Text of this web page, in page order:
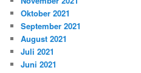
Oktober 2021
September 2021
August 2021
Juli 2021
Juni 2021